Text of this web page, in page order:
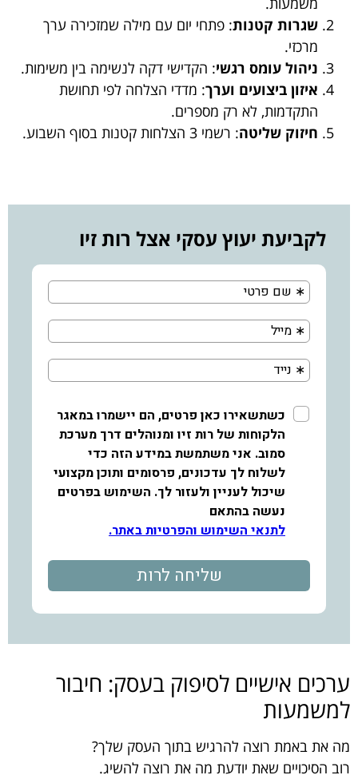
שגרות קטנות: פתחי יום עם מילה שמזכירה ערך
מרכזי.
ניהול עומס רגשי: הקדישי דקה לנשימה בין משימות.
איזון ביצועים וערך: מדדי הצלחה לפי תחושת
התקדמות, לא רק מספרים.
חיזוק שליטה: רשמי 3 הצלחות קטנות בסוף השבוע.
לקביעת יעוץ עסקי אצל רות זיו
ערכים אישיים לסיפוק בעסק: חיבור
למשמעות
מה את באמת רוצה להרגיש בתוך העסק שלך?
רוב הסיכויים שאת יודעת מה את רוצה להשיג.